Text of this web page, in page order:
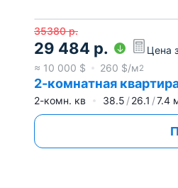
35380 р.
29 484 р. Цена
≈ 10 000 $ 260 $/м2
2-комнатная
2-комн. кв 38.5 26.1 7.4